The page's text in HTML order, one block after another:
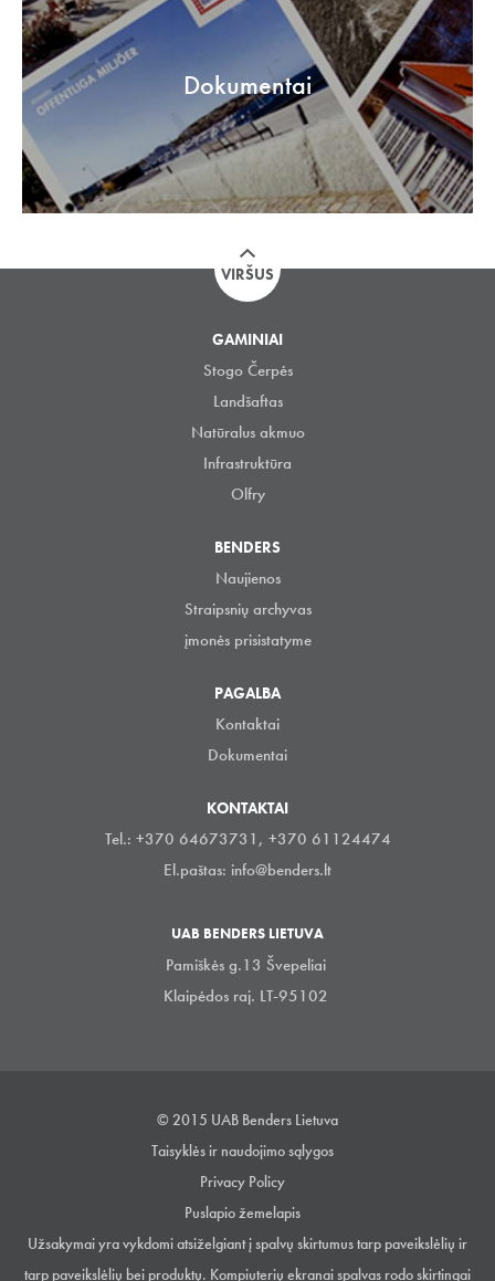
Dokumentai
VIRŠUS
GAMINIAI
Stogo Čerpės
Landšaftas
Natūralus akmuo
Infrastruktūra
Olfry
BENDERS
Naujienos
Straipsnių archyvas
įmonės prisistatyme
PAGALBA
Kontaktai
Dokumentai
KONTAKTAI
Tel.: +370 64673731, +370 61124474
El.paštas: info@benders.lt
UAB BENDERS LIETUVA
Pamiškės g.13 Švepeliai
Klaipėdos raj. LT-95102
© 2015 UAB Benders Lietuva
Taisyklės ir naudojimo sąlygos
Privacy Policy
Puslapio žemelapis
Užsakymai yra vykdomi atsiželgiant į spalvų skirtumus tarp paveikslėlių ir
tarp paveikslėlių bei produktų. Kompiuterių ekranai spalvas rodo skirtingai